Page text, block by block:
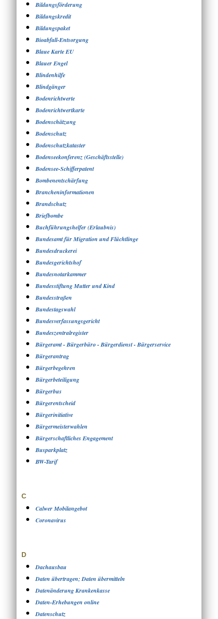
Bildungsförderung
Bildungskredit
Bildungspaket
Bioabfall-Entsorgung
Blaue Karte EU
Blauer Engel
Blindenhilfe
Blindgänger
Bodenrichtwerte
Bodenrichtwertkarte
Bodenschätzung
Bodenschutz
Bodenschutzkataster
Bodenseekonferenz (Geschäftsstelle)
Bodensee-Schifferpatent
Bombenentschärfung
Brancheninformationen
Brandschutz
Briefbombe
Buchführungshelfer (Erlaubnis)
Bundesamt für Migration und Flüchtlinge
Bundesdruckerei
Bundesgerichtshof
Bundesnotarkammer
Bundesstiftung Mutter und Kind
Bundesstraßen
Bundestagswahl
Bundesverfassungsgericht
Bundeszentralregister
Bürgeramt - Bürgerbüro - Bürgerdienst - Bürgerservice
Bürgerantrag
Bürgerbegehren
Bürgerbeteiligung
Bürgerbus
Bürgerentscheid
Bürgerinitiative
Bürgermeisterwahlen
Bürgerschaftliches Engagement
Busparkplatz
BW-Tarif
C
Calwer Mobilangebot
Coronavirus
D
Dachausbau
Daten übertragen; Daten übermitteln
Datenänderung Krankenkasse
Daten-Erhebungen online
Datenschutz